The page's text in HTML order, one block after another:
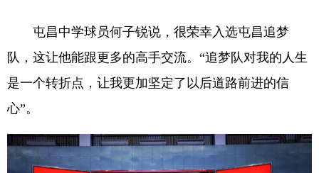
屯昌中学球员何子锐说，很荣幸入选屯昌追梦
队，这让他能跟更多的高手交流。“追梦队对我的人生
是一个转折点，让我更加坚定了以后道路前进的信
心”。